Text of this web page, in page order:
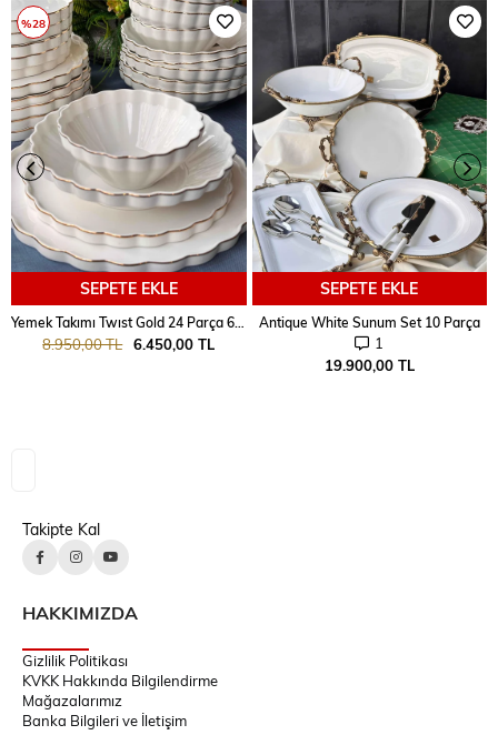
SEPETE EKLE
6.450,00 TL
8.950,00 TL
%28
SEPETE EKLE
Antique White Sunum Set 10 Parça
1
19.900,00 TL
Takipte Kal
HAKKIMIZDA
Gizlilik Politikası
KVKK Hakkında Bilgilendirme
Mağazalarımız
Banka Bilgileri ve İletişim